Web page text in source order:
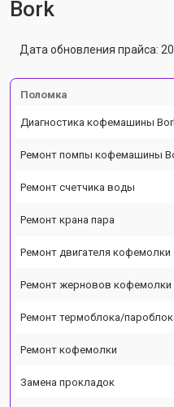
Bork
Дата обновления прайса:
Поломка
Диагностика кофемашины
Ремонт помпы кофемашины
Ремонт счетчика воды
Ремонт крана пара
Ремонт двигателя кофемолки
Ремонт жерновов кофемолки
Ремонт термоблока/
Ремонт кофемолки
Замена прокладок